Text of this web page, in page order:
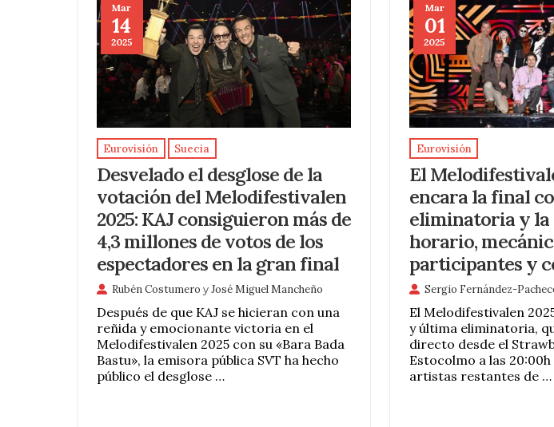
Mar
14
2025
Eurovisión Suecia
Desvelado el desglose de la
votación del Melodifestivalen
2025: KAJ consiguieron más de
4,3 millones de votos de los
espectadores en la gran final
Rubén Costumero yJosé Miguel Mancheño
Después de que KAJ se hicieran con una
reñida y emocionante victoria en el
Melodifestivalen 2025 con su «Bara Bada
Bastu», la emisora pública SVT ha hecho
público el desglose …
Mar
01
2025
Eurovisión
El
encara la final
eliminatoria y la
horario,
participantes y
Sergio Fernández-
El Melodifestivalen
y última eliminatoria,
directo desde el
Estocolmo a las 20:00h
artistas restantes de …